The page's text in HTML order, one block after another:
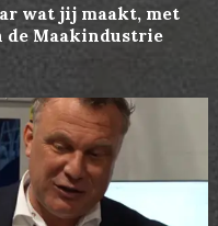
wat jij maakt, met
de Maakindustrie